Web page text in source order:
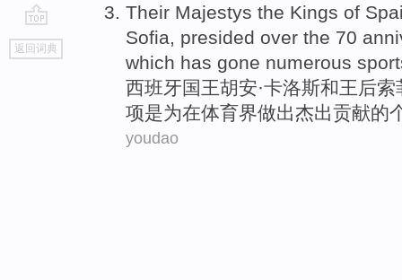
go
top
返回词典
Their Majestys the Kings of
Sofia , presided over the 70
which has gone numerous
西班牙国王胡安·卡洛斯和王后索
项是为在体育界做出杰出贡献的
youdao